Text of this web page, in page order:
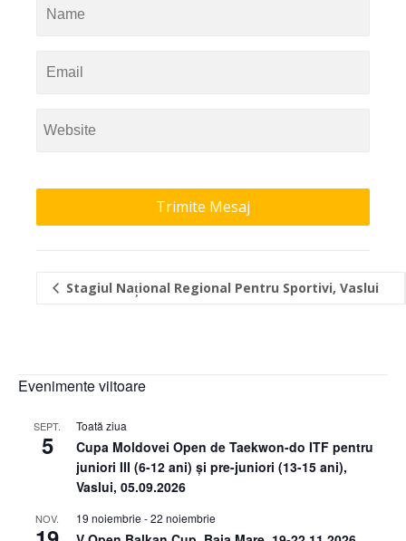
Stagiul Național Regional Pentru Sportivi, Vaslui
Evenimente viitoare
SEPT.
5
Toată ziua
Cupa Moldovei Open de Taekwon-do ITF pentru
juniori III (6-12 ani) și pre-juniori (13-15 ani),
Vaslui, 05.09.2026
NOV. 19 noiembrie -22 noiembrie